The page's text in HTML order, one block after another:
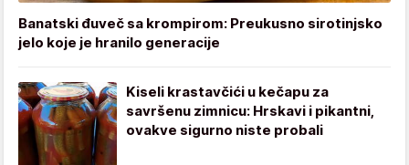
Banatski đuveč sa krompirom: Preukusno sirotinjsko
jelo koje je hranilo generacije
Kiseli krastavčići u kečapu za
savršenu zimnicu: Hrskavi i pikantni,
ovakve sigurno niste probali